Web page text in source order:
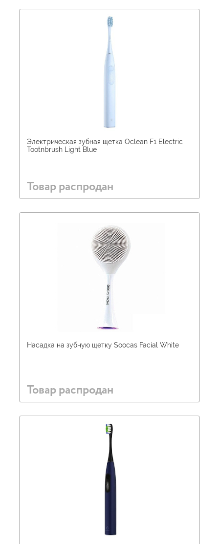
Электрическая зубная щетка Oclean F1 Electric
Tootnbrush Light Blue
Товар распродан
Насадка на зубную щетку Soocas Facial White
Товар распродан